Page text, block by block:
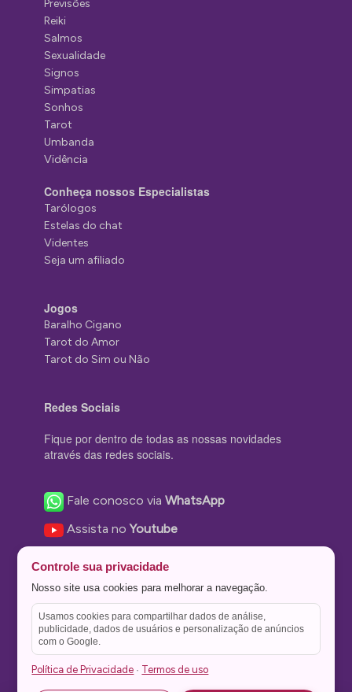
Previsões
Reiki
Salmos
Sexualidade
Signos
Simpatias
Sonhos
Tarot
Umbanda
Vidência
Conheça nossos Especialistas
Tarólogos
Estelas do chat
Videntes
Seja um afiliado
Jogos
Baralho Cigano
Tarot do Amor
Tarot do Sim ou Não
Redes Sociais
Fique por dentro de todas as nossas novidades
através das redes sociais.
Fale conosco viaWhatsApp
Assista noYoutube
Nos siga no Instagram
Nos siga noTwitter
Salve no
Controle sua privacidade
Nosso site usa cookies para melhorar a navegação.
Usamos cookies para compartilhar dados de análise,
publicidade, dados de usuários e personalização de anúncios
com o Google.
Política de Privacidade · Termos de uso